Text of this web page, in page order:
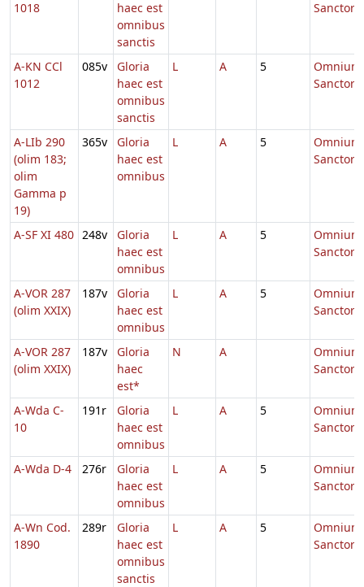
1018
haec est
omnibus
sanctis
A-KN CCl
1012
085v
Gloria
haec est
omnibus
sanctis
L A 5
Omnium
A-LIb 290
(olim 183;
olim
Gamma p
19)
365v
Gloria
haec est
omnibus
L A 5
Omnium
A-SF XI 480 248v
Gloria
haec est
omnibus
L A 5
Omnium
A-VOR 287
(olim XXIX)
187v
Gloria
haec est
omnibus
L A 5
Omnium
A-VOR 287
(olim XXIX)
187v
Gloria
haec
est*
N A
Omnium
A-Wda C-
10
191r
Gloria
haec est
omnibus
L A 5
Omnium
A-Wda D-4 276r
Gloria
haec est
omnibus
L A 5
Omnium
A-Wn Cod.
1890
289r
Gloria
haec est
omnibus
sanctis
L A 5
Omnium